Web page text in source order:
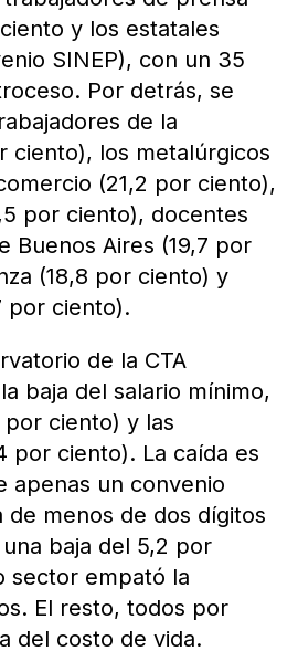
y los estatales
SINEP), con un 35
Por detrás, se
de la
ciento), los metalúrgicos
(21,2 por ciento),
por ciento), docentes
Buenos Aires (19,7 por
(18,8 por ciento) y
por ciento).
de la CTA
baja del salario mínimo,
por ciento) y las
por ciento). La caída es
apenas un convenio
menos de dos dígitos
baja del 5,2 por
sector empató la
El resto, todos por
del costo de vida.